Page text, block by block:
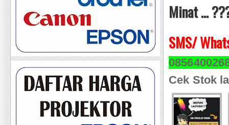
Minat ...
SMS/
Cek Stok